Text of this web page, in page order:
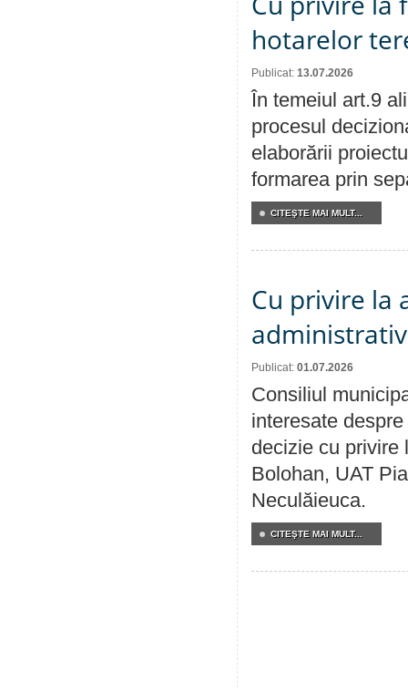
hotarelor
Publicat: 13.07.2026
În temeiul art.9
procesul
elaborării
formarea prin
CITEŞTE MAI MULT...
Cu privire la
Publicat: 01.07.2026
Consiliul
interesate
decizie cu privire
Bolohan, UAT
Neculăieuca.
CITEŞTE MAI MULT...